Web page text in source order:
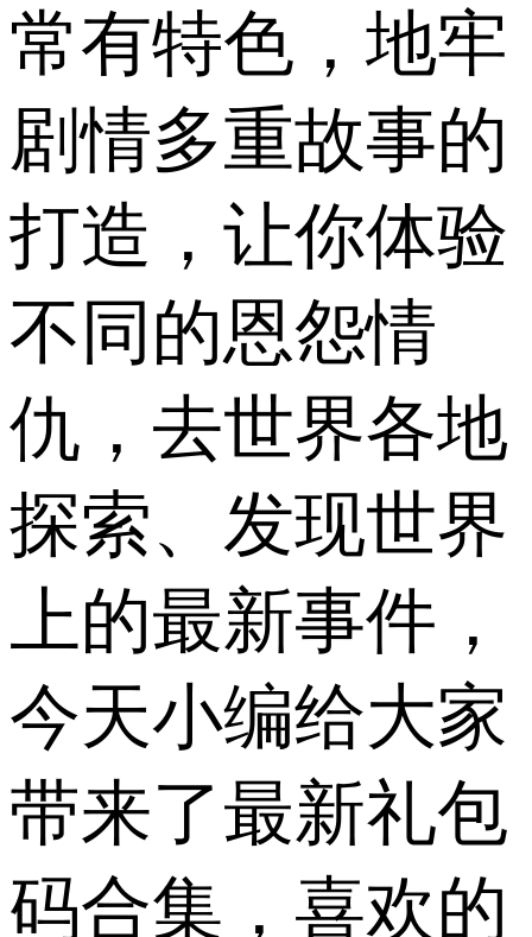
常有特色，地牢
剧情多重故事的
打造，让你体验
不同的恩怨情
仇，去世界各地
探索、发现世界
上的最新事件，
今天小编给大家
带来了最新礼包
码合集，喜欢的